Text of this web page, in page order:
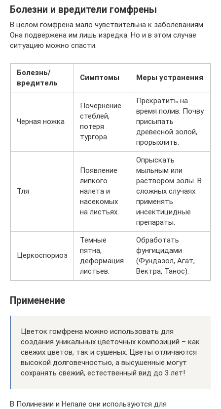
Болезни и вредители гомфрены
В целом гомфрена мало чувствительна к заболеваниям.
Она подвержена им лишь изредка. Но и в этом случае
ситуацию можно спасти.
Болезнь/
вредитель
Симптомы Меры устранения
Черная ножка
Почернение
стеблей,
потеря
тургора.
Прекратить на
время полив. Почву
присыпать
древесной золой,
прорыхлить.
Тля
Появление
липкого
налета и
насекомых
на листьях.
Опрыскать
мыльным или
раствором золы. В
сложных случаях
применять
инсектицидные
препараты.
Церкоспориоз
Темные
пятна,
деформация
листьев.
Обработать
фунгицидами
(Фундазол, Агат,
Вектра, Танос).
Применение
Цветок гомфрена можно использовать для
создания уникальных цветочных композиций – как
свежих цветов, так и сушеных. Цветы отличаются
высокой долговечностью, а высушенные могут
сохранять свежий, естественный вид до 3 лет!
В Полинезии и Непале они используются для